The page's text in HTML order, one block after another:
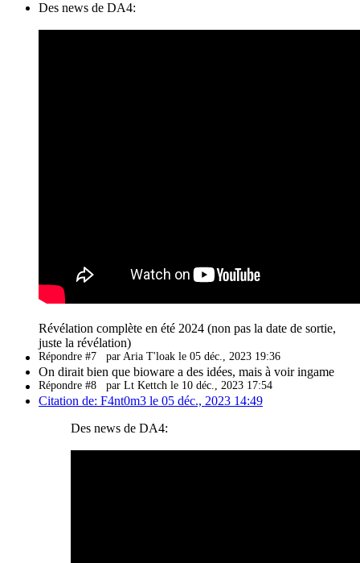
Des news de DA4:
Révélation complète en été 2024 (non pas la date de sortie,
juste la révélation)
Répondre #7 par Aria T'loak le 05 déc., 2023 19:36
On dirait bien que bioware a des idées, mais à voir ingame
Répondre #8 par Lt Kettch le 10 déc., 2023 17:54
Citation de: F4nt0m3 le 05 déc., 2023 14:49
Des news de DA4: